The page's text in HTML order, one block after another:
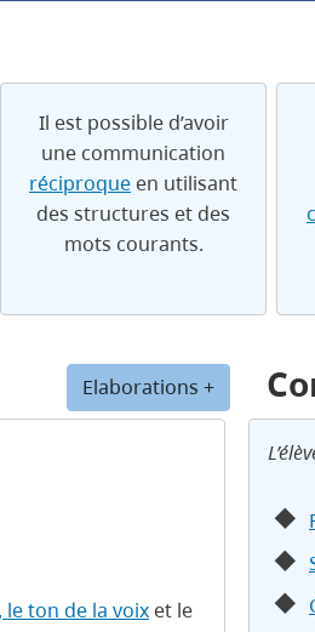
Il est possible d’avoir
une communication
réciproque en utilisant
des structures et des
mots courants.
Elaborations +
ton de la voix et le